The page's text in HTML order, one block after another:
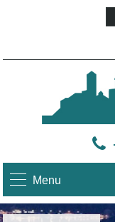
Menu